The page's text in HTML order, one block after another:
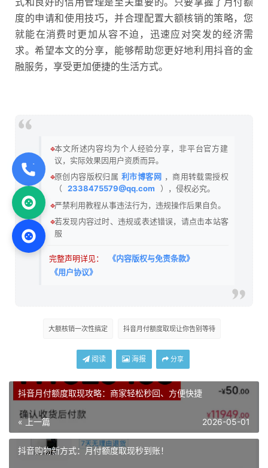
度的申请和使用技巧，并合理配置大额核销的策略，您
就能在消费时更加从容不迫，迅速应对突发的经济需
求。希望本文的分享，能够帮助您更好地利用抖音的金
融服务，享受更加便捷的生活方式。
🔹本文所述内容均为个人经验分享，非平台官方建
议，实际效果因用户资质而异。
🔹原创内容版权归属 利市博客网 ，商用转载需授权
（
2338475579@qq.com
），侵权必究。
🔹严禁利用教程从事违法行为，违规操作后果自负。
🔹若发现内容过时、违规或表述错误，请点击本站客
服
完整声明详见：
《内容版权与免责条款》
《用户协议》
大额核销一次性搞定 抖音月付额度取现让你告别等待
阅读 海报 分享
抖音月付额度取现攻略：商家轻松秒回、方便快捷
« 上一篇 2026-05-01
抖音购物新方式：月付额度取现秒到账！